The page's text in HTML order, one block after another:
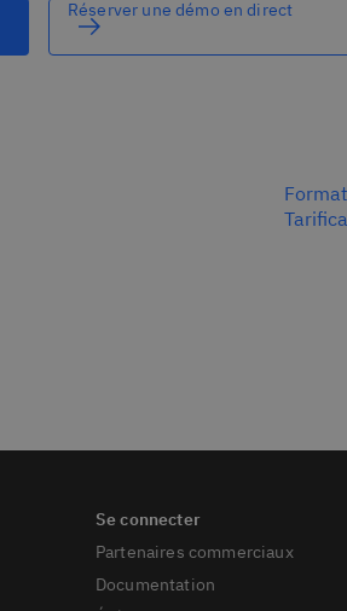
Réserver une démo en direct
Partenaires commerciaux
Documentation